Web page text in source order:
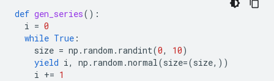
def gen_series():
i = 0
while True :
size = np . random . randint(0, 10)
yield i, np . random .normal(size=(size,))
i += 1